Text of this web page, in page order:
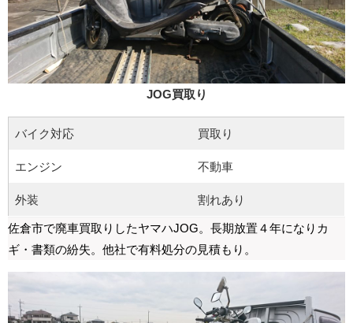
JOG買取り
バイク対応 買取り
エンジン 不動車
外装 割れあり
佐倉市で廃車買取りしたヤマハJOG。長期放置４年になりカ
ギ・書類の紛失。他社で有料処分の見積もり。